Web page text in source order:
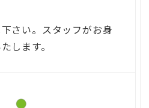
さい。スタッフがお身
します。